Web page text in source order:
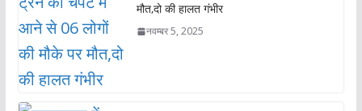
मौत,दो की हालत गंभीर
नवम्बर 5, 2025